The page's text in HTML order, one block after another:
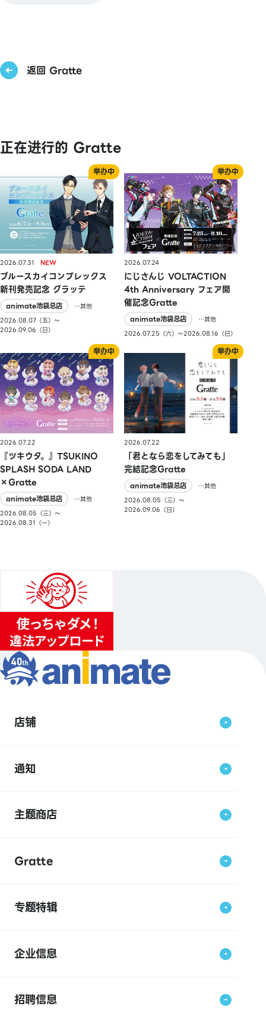
返回 Gratte
正在进行的 Gratte
2026.07.31
ブルースカイコンプレックス
新刊発売記念 グラッテ
animate池袋总店
…其他
2026.08.07（五）〜
2026.09.06（日）
2026.07.24
にじさんじ VOLTACTION
4th Anniversary フェア開
催記念Gratte
animate池袋总店
…其他
2026.07.25（六）〜2026.08.16（日）
2026.07.22
『ツキウタ。』TSUKINO
SPLASH SODA LAND
×Gratte
animate池袋总店
…其他
2026.08.05（三）〜
2026.08.31（一）
2026.07.22
「君となら恋をしてみても」
完結記念Gratte
animate池袋总店
…其他
2026.08.05（三）〜
2026.09.06（日）
店铺
通知
主题商店
Gratte
专题特辑
企业信息
招聘信息